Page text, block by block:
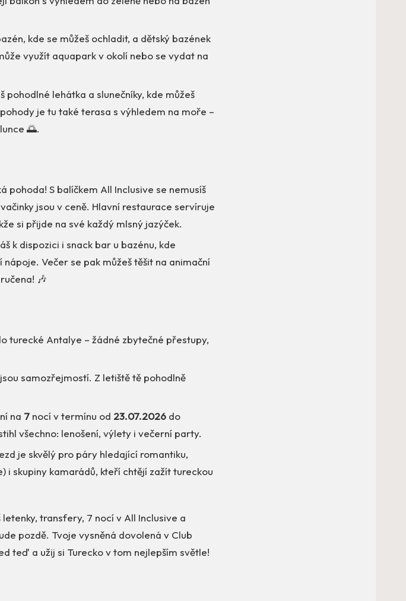
kde se můžeš ochladit, a dětský bazének
využít aquapark v okolí nebo se vydat na
pohodlné lehátka a slunečníky, kde můžeš
je tu také terasa s výhledem na moře –
🌅.
pohoda! S balíčkem All Inclusive se nemusíš
jsou v ceně. Hlavní restaurace servíruje
si přijde na své každý mlsný jazýček.
k dispozici i snack bar u bazénu, kde
Večer se pak můžeš těšit na animační
🎶
turecké Antalye – žádné zbytečné přestupy,
samozřejmostí. Z letiště tě pohodlně
na 7 nocí v termínu od 23.07.2026 do
všechno: lenošení, výlety i večerní party.
je skvělý pro páry hledající romantiku,
i skupiny kamarádů, kteří chtějí zažít tureckou
transfery, 7 nocí v All Inclusive a
pozdě. Tvoje vysněná dovolená v Club
teď a užij si Turecko v tom nejlepším světle!